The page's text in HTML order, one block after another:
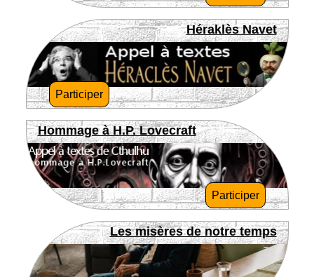
Héraklès Navet
Participer
Hommage à H.P. Lovecraft
Participer
Les misères de notre temps